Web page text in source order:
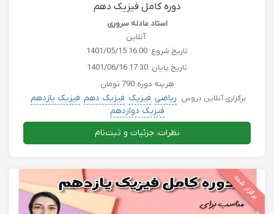
دوره کامل فیزیک دهم
استاد عادله سروری
آنلاین
تاریخ شروع: 1401/05/15 16:00
تاریخ پایان: 1401/06/16 17:30
هزینه دوره:790 تومان
برگزاری آنلاین دروس ریاضی فیزیک فیزیک دهم فیزیک یازدهم
فیزیک دوازدهم
نظرات، جزئیات و ثبت‌نام
برگزار شده